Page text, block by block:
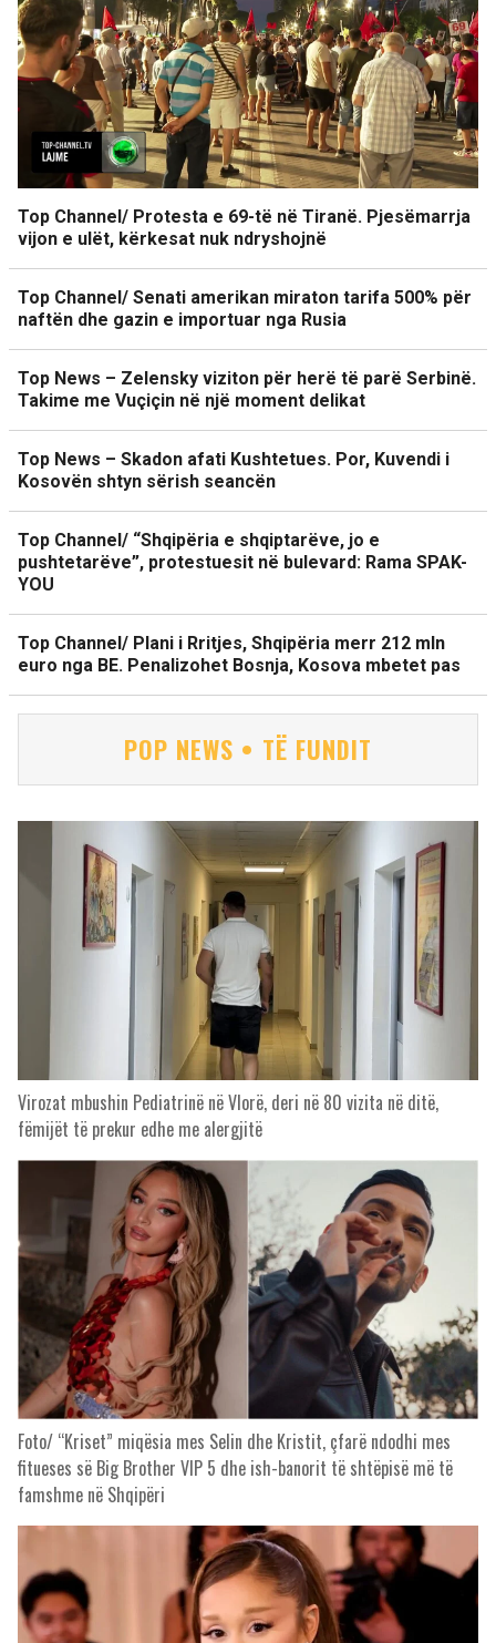
Top Channel/ Protesta e 69-të në Tiranë. Pjesëmarrja
vijon e ulët, kërkesat nuk ndryshojnë
Top Channel/ Senati amerikan miraton tarifa 500% për
naftën dhe gazin e importuar nga Rusia
Top News – Zelensky viziton për herë të parë Serbinë.
Takime me Vuçiçin në një moment delikat
Top News – Skadon afati Kushtetues. Por, Kuvendi i
Kosovën shtyn sërish seancën
Top Channel/ “Shqipëria e shqiptarëve, jo e
pushtetarëve”, protestuesit në bulevard: Rama SPAK-
YOU
Top Channel/ Plani i Rritjes, Shqipëria merr 212 mln
euro nga BE. Penalizohet Bosnja, Kosova mbetet pas
POP NEWS • TË FUNDIT
Virozat mbushin Pediatrinë në Vlorë, deri në 80 vizita në ditë,
fëmijët të prekur edhe me alergjitë
Foto/ “Kriset” miqësia mes Selin dhe Kristit, çfarë ndodhi mes
fitueses së Big Brother VIP 5 dhe ish-banorit të shtëpisë më të
famshme në Shqipëri